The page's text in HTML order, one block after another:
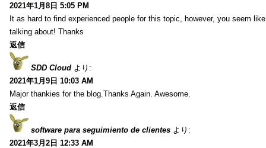
2021年1月8日 5:05 PM
It as hard to find experienced people for this topic, however, you seem
talking about! Thanks
返信
SDD Cloud より:
2021年1月9日 10:03 AM
Major thankies for the blog.Thanks Again. Awesome.
返信
software para seguimiento de clientes より:
2021年3月2日 12:33 AM